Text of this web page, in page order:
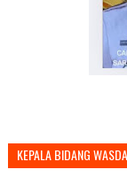
KEPALA BIDANG